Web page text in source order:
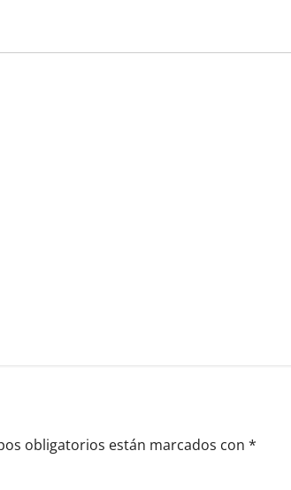
obligatorios están marcados con *